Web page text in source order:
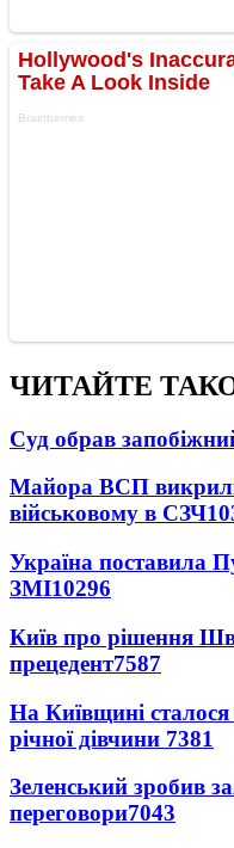
ЧИТАЙТЕ
Суд обрав
Майора ВСП
військовому в СЗЧ
Україна поставила
ЗМІ10296
Київ про рішення
прецедент7587
На Київщині сталося
річної дівчини 7381
Зеленський зробив
переговори7043